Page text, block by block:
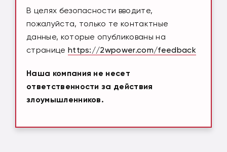
В целях безопасности вводите,
пожалуйста, только те контактные
данные, которые опубликованы на
странице https://2wpower.com/feedback
Наша компания не несет
ответственности за действия
злоумышленников.